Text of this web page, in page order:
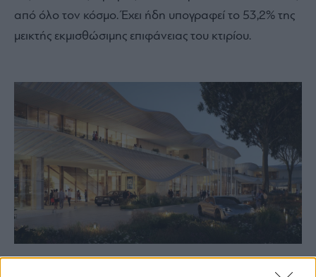
από όλο τον κόσμο. Έχει ήδη υπογραφεί το 53,2% της
μεικτής εκμισθώσιμης επιφάνειας του κτιρίου.